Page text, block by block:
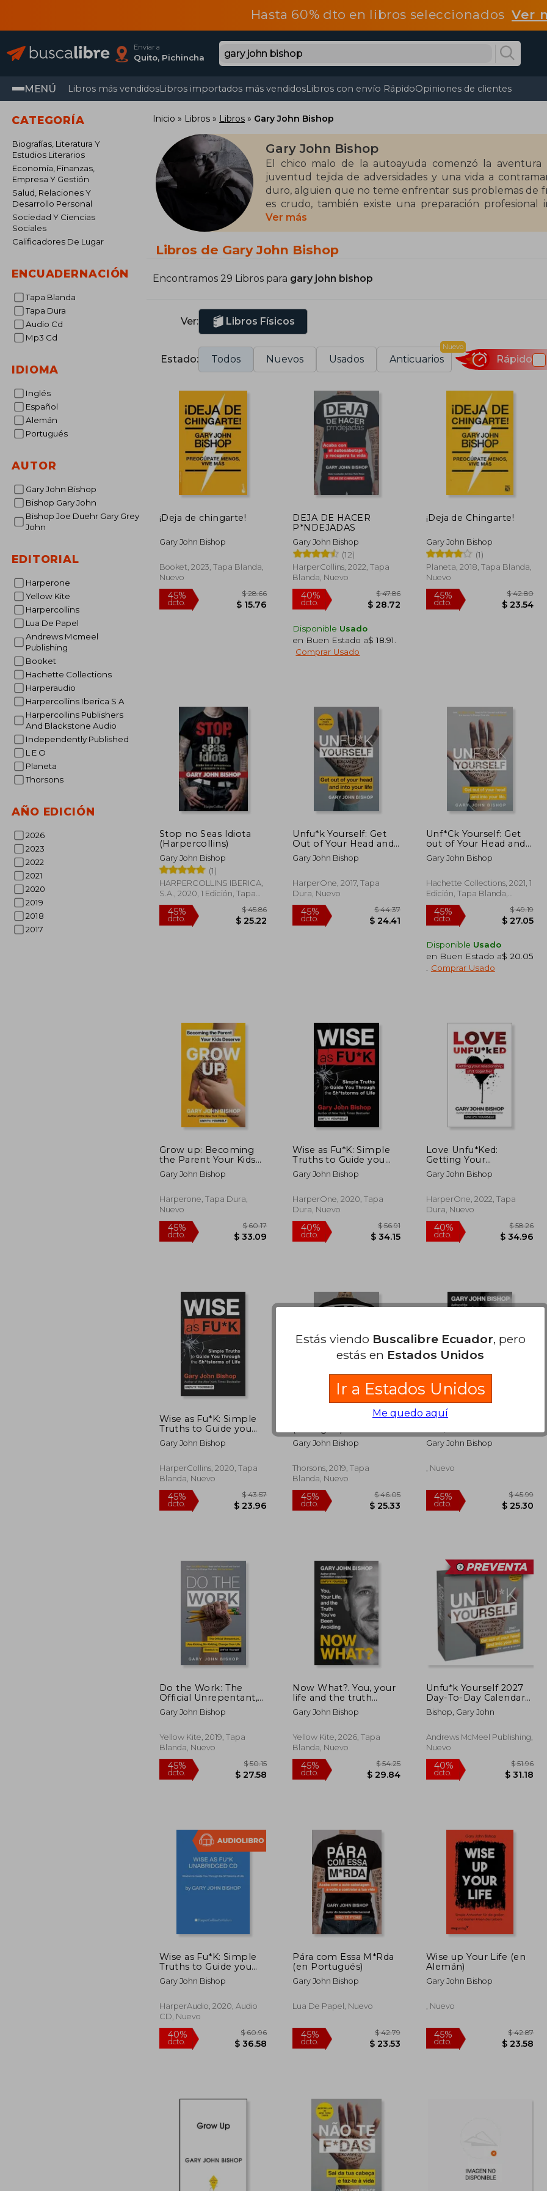
Hasta 60% dto en libros seleccionadosVer
Enviar a
Quito, Pichincha
MENÚ Libros más vendidosLibros importados más vendidosLibros con envío RápidoOpiniones de clientes
CATEGORÍA
Biografías, Literatura Y
Estudios Literarios
Economía, Finanzas,
Empresa Y Gestión
Salud, Relaciones Y
Desarrollo Personal
Sociedad Y Ciencias
Sociales
Calificadores De Lugar
ENCUADERNACIÓN
Tapa Blanda
Tapa Dura
Audio Cd
Mp3 Cd
IDIOMA
Inglés
Español
Alemán
Portugués
AUTOR
Gary John Bishop
Bishop Gary John
Bishop Joe Duehr Gary Grey
John
EDITORIAL
Harperone
Yellow Kite
Harpercollins
Lua De Papel
Andrews Mcmeel
Publishing
Booket
Hachette Collections
Harperaudio
Harpercollins Iberica S A
Harpercollins Publishers
And Blackstone Audio
Independently Published
L E O
Planeta
Thorsons
AÑO EDICIÓN
2026
2023
2022
2021
2020
2019
2018
2017
Inicio Libros Libros Gary John Bishop
Gary John Bishop
El chico malo de la autoayuda comenzó la aventura
juventud tejida de adversidades y una vida a
duro, alguien que no teme enfrentar sus problemas de
es crudo, también existe una preparación
desarrollar una precisión quirúrgica para encontrar las
que puedas hacer una diferencia positiva en este mundo.
Ver más
Libros de Gary John Bishop
Encontramos 29 Libros para gary john bishop
Ver: Libros Físicos
Estado: Todos Nuevos Usados Anticuarios
Nuevo
Rápido
¡Deja de chingarte!
Gary John Bishop
Booket, 2023, Tapa Blanda,
Nuevo
$ 28.66
DEJA DE HACER
P*NDEJADAS
Gary John Bishop
(12)
HarperCollins, 2022, Tapa
Blanda, Nuevo
Disponible Usado
en Buen Estado a$ 18.91
Comprar Usado
¡Deja de Chingarte!
Gary John Bishop
(1)
Planeta, 2018, Tapa Blanda,
Nuevo
Stop no Seas Idiota
(Harpercollins)
Gary John Bishop
(1)
HARPERCOLLINS IBERICA,
S.A., 2020, 1 Edición, Tapa
Blanda, Nuevo
dcto.
Unfu*k Yourself: Get
Out of Your Head and
Into Your Life (en
Inglés)
Gary John Bishop
HarperOne, 2017, Tapa
Dura, Nuevo
dcto.
Unf*Ck Yourself: Get
out of Your Head and
Into Your Life (en
Inglés)
Gary John Bishop
Hachette Collections, 2021, 1
Edición, Tapa Blanda,
Nuevo
dcto.
Disponible Usado
en Buen Estado a$ 20.05
Comprar Usado
Grow up: Becoming
the Parent Your Kids
Deserve (en Inglés)
Gary John Bishop
Harperone, Tapa Dura,
Nuevo
45%
dcto.
Wise as Fu*K: Simple
Truths to Guide you
Through the
Sh*Tstorms of Life
Inglés)
Gary John Bishop
HarperOne, 2020, Tapa
Dura, Nuevo
$ 56.91
$ 34.15
Love Unfu*Ked:
Getting Your
Relationship Sh! T
Together (Unfu*K
Gary John Bishop
HarperOne, 2022, Tapa
Dura, Nuevo
Wise as Fu*K: Simple
Truths to Guide you
Through the
Sh*Tstorms of Life (en
Gary John Bishop
HarperCollins, 2020, Tapa
Blanda, Nuevo
45%
Stop Doing That Sh*T
Gary John Bishop
Thorsons, 2019, Tapa
Blanda, Nuevo
45% $ 46.05
Now What? You, Your
You’Ve Been Avoiding
(en Inglés)
Gary John Bishop
, Nuevo
45%
Do the Work: The
Official Unrepentant,
Ass-Kicking, No-
Kidding, Change-Your-
Yourself (en Inglés)
Gary John Bishop
Yellow Kite, 2019, Tapa
Blanda, Nuevo
45%
dcto.
$ 50.15
$ 27.58
Now What?. You, your
life and the truth
you've been avoiding
(en Inglés)
Gary John Bishop
Yellow Kite, 2026, Tapa
Blanda, Nuevo
45%
dcto.
$ 54.25
$ 29.84
Unfu*k Yourself 2027
Day-To-Day Calendar
(en Inglés)
Bishop, Gary John
Andrews McMeel Publishing,
Nuevo
40%
Wise as Fu*K: Simple
Truths to Guide you
Through the
Sh*Tstorms of Life ()
Gary John Bishop
HarperAudio, 2020, Audio
CD, Nuevo
Pára com Essa M*Rda
(en Portugués)
Gary John Bishop
Lua De Papel, Nuevo
Wise up Your Life (en
Alemán)
Gary John Bishop
, Nuevo
Estás viendo Buscalibre Ecuador, pero
estás en Estados Unidos
Ir a Estados Unidos
Me quedo aquí